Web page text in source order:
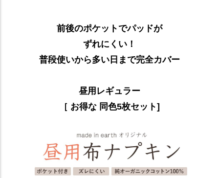
前後のポケットでパッドが
ずれにくい！
普段使いから多い日まで完全カバー
昼用レギュラー
［ お得な 同色5枚セット]